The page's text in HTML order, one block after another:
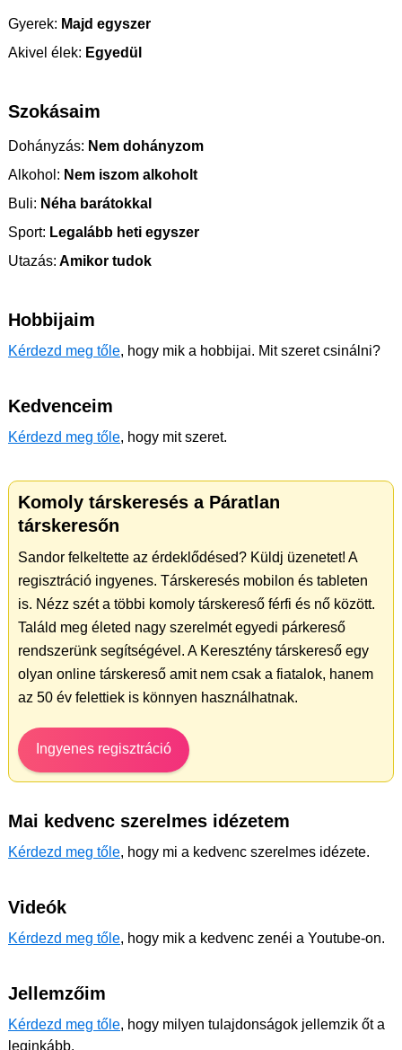
Gyerek: Majd egyszer
Akivel élek: Egyedül
Szokásaim
Dohányzás: Nem dohányzom
Alkohol: Nem iszom alkoholt
Buli: Néha barátokkal
Sport: Legalább heti egyszer
Utazás: Amikor tudok
Hobbijaim
Kérdezd meg tőle, hogy mik a hobbijai. Mit szeret csinálni?
Kedvenceim
Kérdezd meg tőle, hogy mit szeret.
Komoly társkeresés a Páratlan
társkeresőn
Sandor felkeltette az érdeklődésed? Küldj üzenetet! A
regisztráció ingyenes. Társkeresés mobilon és tableten
is. Nézz szét a többi komoly társkereső férfi és nő között.
Találd meg életed nagy szerelmét egyedi párkereső
rendszerünk segítségével. A Keresztény társkereső egy
olyan online társkereső amit nem csak a fiatalok, hanem
az 50 év felettiek is könnyen használhatnak.
Ingyenes regisztráció
Mai kedvenc szerelmes idézetem
Kérdezd meg tőle, hogy mi a kedvenc szerelmes idézete.
Videók
Kérdezd meg tőle, hogy mik a kedvenc zenéi a Youtube-on.
Jellemzőim
Kérdezd meg tőle, hogy milyen tulajdonságok jellemzik őt a
leginkább.